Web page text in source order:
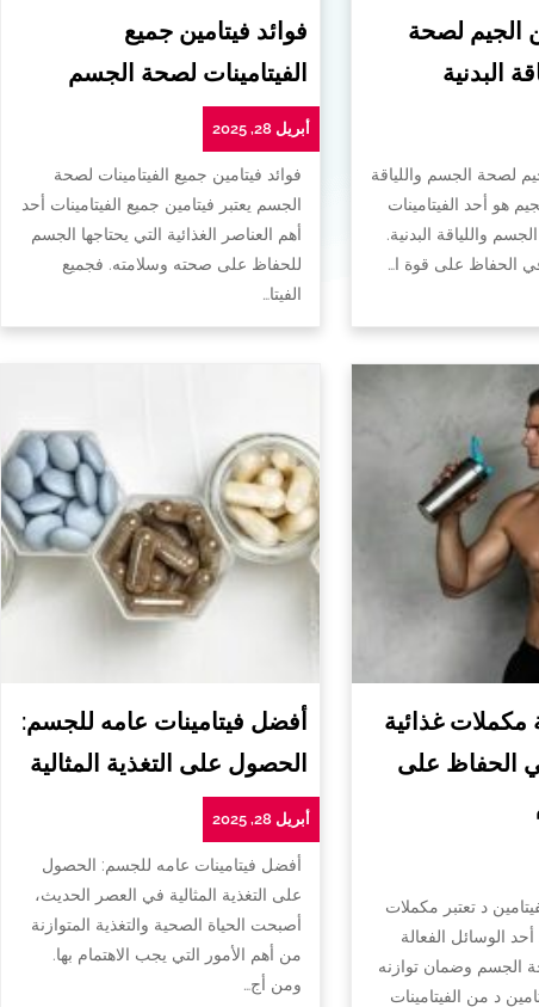
الجيم لصحة
البدنية
لصحة الجسم واللياقة
هو أحد الفيتامينات
واللياقة البدنية.
الحفاظ على قوة ا…
فوائد فيتامين جميع
الفيتامينات لصحة الجسم
أبريل 28, 2025
فوائد فيتامين جميع الفيتامينات لصحة
الجسم يعتبر فيتامين جميع الفيتامينات أحد
أهم العناصر الغذائية التي يحتاجها الجسم
للحفاظ على صحته وسلامته. فجميع
الفيتا…
مكملات غذائية
الحفاظ على
د تعتبر مكملات
أحد الوسائل الفعالة
الجسم وضمان توازنه
د من الفيتامينات
أفضل فيتامينات عامه للجسم:
الحصول على التغذية المثالية
أبريل 28, 2025
أفضل فيتامينات عامه للجسم: الحصول
على التغذية المثالية في العصر الحديث،
أصبحت الحياة الصحية والتغذية المتوازنة
من أهم الأمور التي يجب الاهتمام بها.
ومن أج…